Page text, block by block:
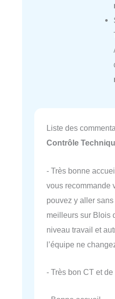
Liste des
Contrôle
- Très bonne
vous recommande
pouvez y aller
meilleurs sur Blois
niveau travail et
l’équipe ne
- Très bon CT et